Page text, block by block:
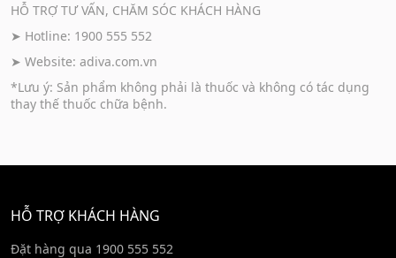
HỖ TRỢ TƯ VẤN, CHĂM SÓC KHÁCH HÀNG
➤ Hotline: 1900 555 552
➤ Website: adiva.com.vn
*Lưu ý: Sản phẩm không phải là thuốc và không có tác dụng
thay thế thuốc chữa bệnh.
HỖ TRỢ KHÁCH HÀNG
Đặt hàng qua 1900 555 552